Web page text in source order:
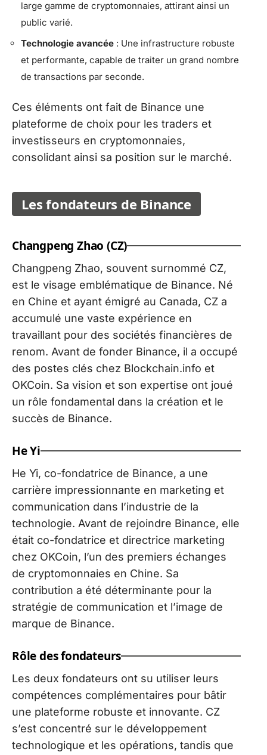
large gamme de cryptomonnaies, attirant ainsi un
public varié.
Technologie avancée : Une infrastructure robuste
et performante, capable de traiter un grand nombre
de transactions par seconde.
Ces éléments ont fait de Binance une
plateforme de choix pour les traders et
investisseurs en cryptomonnaies,
consolidant ainsi sa position sur le marché.
Les fondateurs de Binance
Changpeng Zhao (CZ)
Changpeng Zhao, souvent surnommé CZ,
est le visage emblématique de Binance. Né
en Chine et ayant émigré au Canada, CZ a
accumulé une vaste expérience en
travaillant pour des sociétés financières de
renom. Avant de fonder Binance, il a occupé
des postes clés chez Blockchain.info et
OKCoin. Sa vision et son expertise ont joué
un rôle fondamental dans la création et le
succès de Binance.
He Yi
He Yi, co-fondatrice de Binance, a une
carrière impressionnante en marketing et
communication dans l’industrie de la
technologie. Avant de rejoindre Binance, elle
était co-fondatrice et directrice marketing
chez OKCoin, l’un des premiers échanges
de cryptomonnaies en Chine. Sa
contribution a été déterminante pour la
stratégie de communication et l’image de
marque de Binance.
Rôle des fondateurs
Les deux fondateurs ont su utiliser leurs
compétences complémentaires pour bâtir
une plateforme robuste et innovante. CZ
s’est concentré sur le développement
technologique et les opérations, tandis que